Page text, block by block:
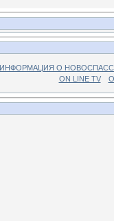
ИНФОРМАЦИЯ О
ON LINE TV